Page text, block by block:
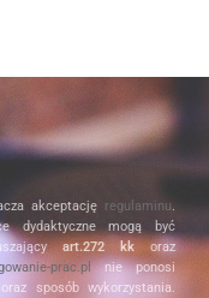
akceptację regulaminu.
dydaktyczne mogą być
art.272 kkoraz
prac.pl nie ponosi
sposób wykorzystania.